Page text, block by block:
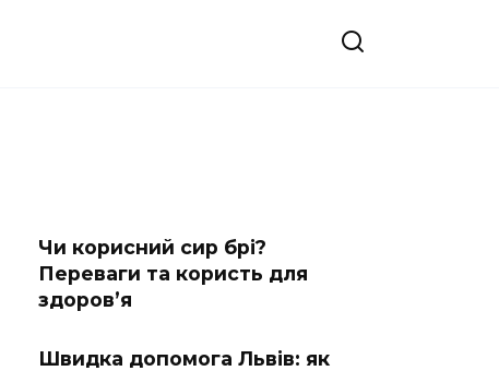
Чи корисний сир брі?
Переваги та користь для
здоров’я
Швидка допомога Львів: як